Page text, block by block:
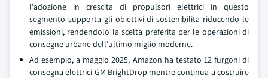
l'adozione in crescita di propulsori elettrici in questo
segmento supporta gli obiettivi di sostenibilita riducendo le
emissioni, rendendolo la scelta preferita per le operazioni di
consegne urbane dell'ultimo miglio moderne.
Ad esempio, a maggio 2025, Amazon ha testato 12 furgoni di
consegna elettrici GM BrightDrop mentre continua a costruire